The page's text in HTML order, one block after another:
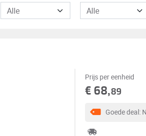
Prijs per eenheid
€ 68,89
Goede deal: